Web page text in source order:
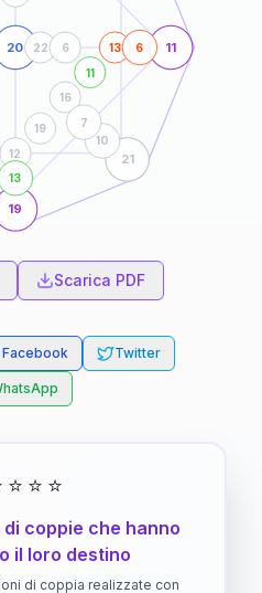
11
19
20
21
12
19
16
11
13 6
13
22 6
10
7
Scarica PDF
Facebook Twitter
⭐ ⭐ ⭐
coppie che hanno
il loro destino
di coppia realizzate con